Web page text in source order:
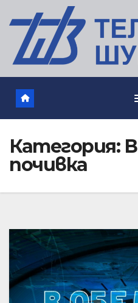
Категория:
почивка